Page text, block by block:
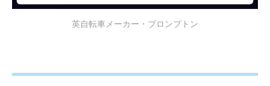
英自転車メーカー・ブロンプトン